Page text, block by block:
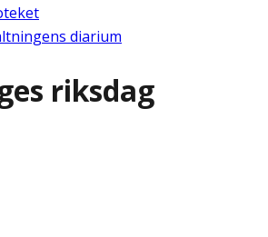
diarium
riksdag